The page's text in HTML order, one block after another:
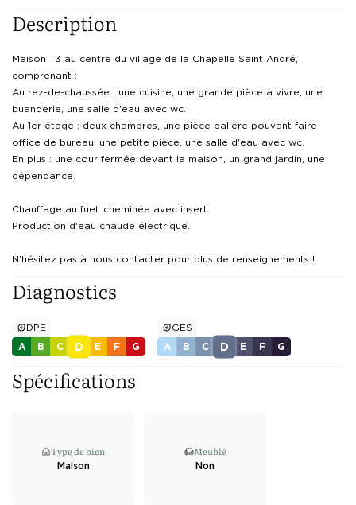
Description
Maison T3 au centre du village de la Chapelle Saint André,
comprenant :
Au rez-de-chaussée : une cuisine, une grande pièce à vivre, une
buanderie, une salle d'eau avec wc.
Au 1er étage : deux chambres, une pièce palière pouvant faire
office de bureau, une petite pièce, une salle d'eau avec wc.
En plus : une cour fermée devant la maison, un grand jardin, une
dépendance.
Chauffage au fuel, cheminée avec insert.
Production d'eau chaude électrique.
N'hésitez pas à nous contacter pour plus de renseignements !
Diagnostics
DPE
A B C D E F G
GES
A B C D E F G
Spécifications
Type de bien
Maison
Meublé
Non